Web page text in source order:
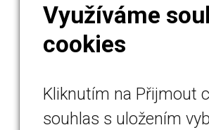
Využíváme
cookies
Kliknutím na Přijmout
souhlas s uložením